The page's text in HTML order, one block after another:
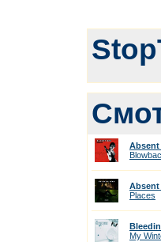
Absent
Absent
Places
My